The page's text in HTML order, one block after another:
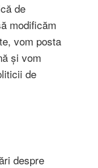
de
modificăm
vom posta
și vom
de
despre